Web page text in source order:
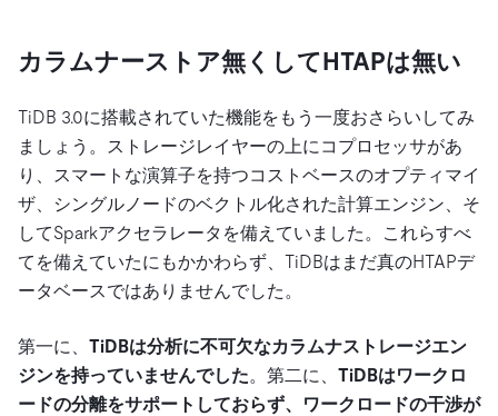
カラムナーストア無くしてHTAPは無い
TiDB 3.0に搭載されていた機能をもう一度おさらいしてみ
ましょう。ストレージレイヤーの上にコプロセッサがあ
り、スマートな演算子を持つコストベースのオプティマイ
ザ、シングルノードのベクトル化された計算エンジン、そ
してSparkアクセラレータを備えていました。これらすべ
てを備えていたにもかかわらず、TiDBはまだ真のHTAPデ
ータベースではありませんでした。
第一に、 TiDBは分析に不可欠なカラムナストレージエン
ジンを持っていませんでした。第二に、 TiDBはワークロ
ードの分離をサポートしておらず、ワークロードの干渉が